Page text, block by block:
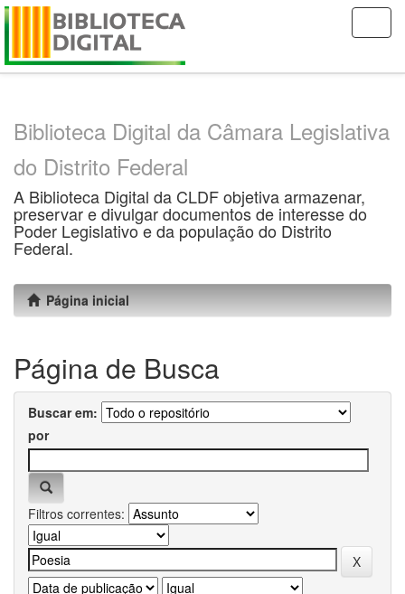
Skip
Biblioteca Digital da Câmara Legislativa
do Distrito Federal
A Biblioteca Digital da CLDF objetiva armazenar,
preservar e divulgar documentos de interesse do
Poder Legislativo e da população do Distrito
Federal.
Página inicial
Página de Busca
Buscar em:
por
Filtros correntes: